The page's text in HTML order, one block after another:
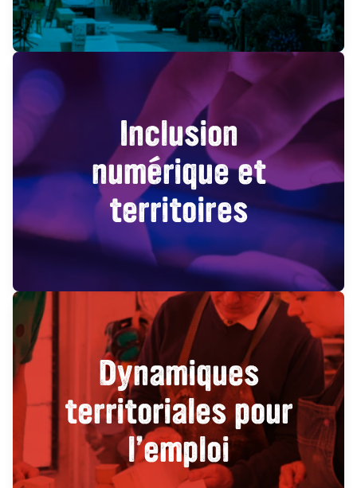
Inclusion
numérique et
territoires
Dynamiques
territoriales pour
l’emploi